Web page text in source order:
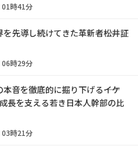
時41分
先導し続けてきた革新者――松井証
時29分
音を徹底的に掘り下げる――イケ
長を支える若き日本人幹部の比
時21分